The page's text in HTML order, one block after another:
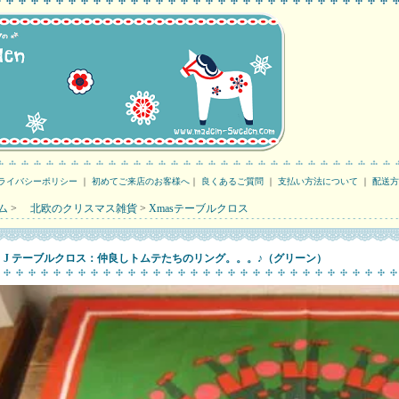
イバシーポリシー ｜ 初めてご来店のお客様へ ｜ 良くあるご質問 ｜ 支払い方法について ｜ 配送
> 北欧のクリスマス雑貨 > Xmasテーブルクロス
J テーブルクロス：仲良しトムテたちのリング。。。♪（グリーン）